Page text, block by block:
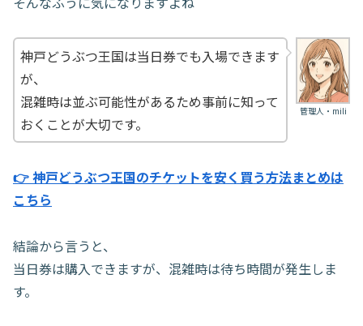
管理人・mili
神戸どうぶつ王国は当日券でも入場できます
が、
混雑時は並ぶ可能性があるため事前に知って
おくことが大切です。
👉 神戸どうぶつ王国のチケットを安く買う方法まとめは
こちら
結論から言うと、
当日券は購入できますが、混雑時は待ち時間が発生しま
す。